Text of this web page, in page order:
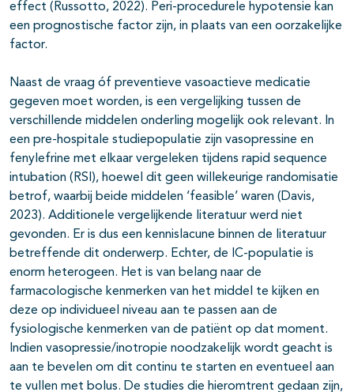
effect (Russotto, 2022). Peri-procedurele hypotensie kan
een prognostische factor zijn, in plaats van een oorzakelijke
factor.
Naast de vraag óf preventieve vasoactieve medicatie
gegeven moet worden, is een vergelijking tussen de
verschillende middelen onderling mogelijk ook relevant. In
een pre-hospitale studiepopulatie zijn vasopressine en
fenylefrine met elkaar vergeleken tijdens rapid sequence
intubation (RSI), hoewel dit geen willekeurige randomisatie
betrof, waarbij beide middelen ‘feasible’ waren (Davis,
2023). Additionele vergelijkende literatuur werd niet
gevonden. Er is dus een kennislacune binnen de literatuur
betreffende dit onderwerp. Echter, de IC-populatie is
enorm heterogeen. Het is van belang naar de
farmacologische kenmerken van het middel te kijken en
deze op individueel niveau aan te passen aan de
fysiologische kenmerken van de patiënt op dat moment.
Indien vasopressie/inotropie noodzakelijk wordt geacht is
aan te bevelen om dit continu te starten en eventueel aan
te vullen met bolus. De studies die hieromtrent gedaan zijn,